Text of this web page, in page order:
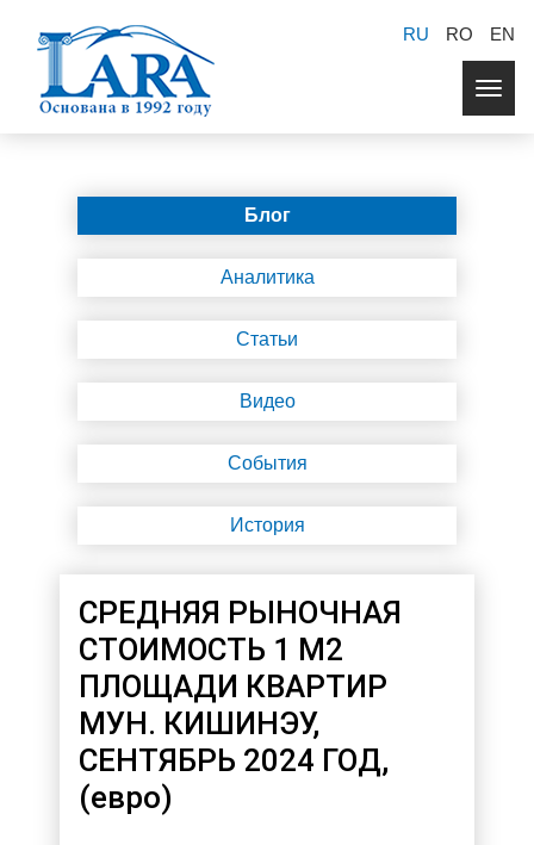
RU RO EN
Блог
Аналитика
Статьи
Видео
События
История
CРЕДНЯЯ РЫНОЧНАЯ
СТОИМОСТЬ 1 М2
ПЛОЩАДИ КВАРТИР
МУН. КИШИНЭУ,
СЕНТЯБРЬ 2024 ГОД,
(евро)